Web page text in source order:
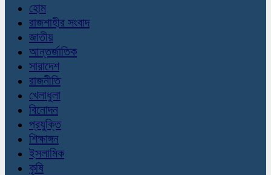
হোম
রাজশাহীর সংবাদ
জাতীয়
আন্তর্জাতিক
সারাদেশ
রাজনীতি
খেলাধুলা
বিনোদন
প্রযুক্তি
শিক্ষাঙ্গন
ইসলামিক
কৃষি